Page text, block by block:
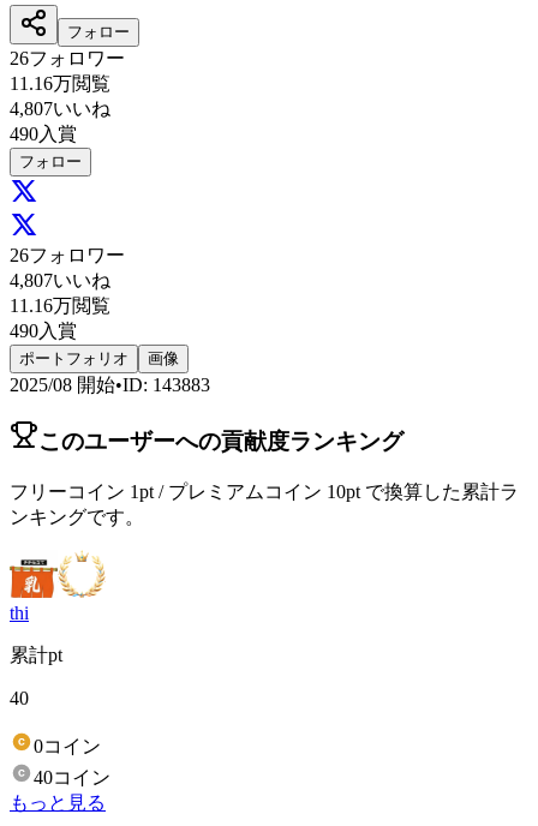
フォロー
26フォロワー
11.16万閲覧
4,807いいね
490入賞
フォロー
26フォロワー
4,807いいね
11.16万閲覧
490入賞
ポートフォリオ 画像
2025/08 開始•ID: 143883
このユーザーへの貢献度ランキング
フリーコイン 1pt / プレミアムコイン 10pt で換算した累計ラ
ンキングです。
thi
累計pt
40
0コイン
40コイン
もっと見る